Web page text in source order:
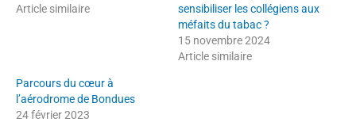
Article similaire
sensibiliser les collégiens aux
méfaits du tabac ?
15 novembre 2024
Article similaire
Parcours du cœur à
l’aérodrome de Bondues
24 février 2023